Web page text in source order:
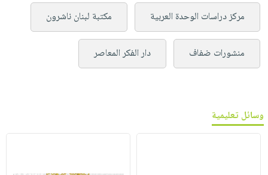
مركز دراسات الوحدة العربية مكتبة لبنان ناشرون
منشورات ضفاف دار الفكر المعاصر
وسائل تعليمية